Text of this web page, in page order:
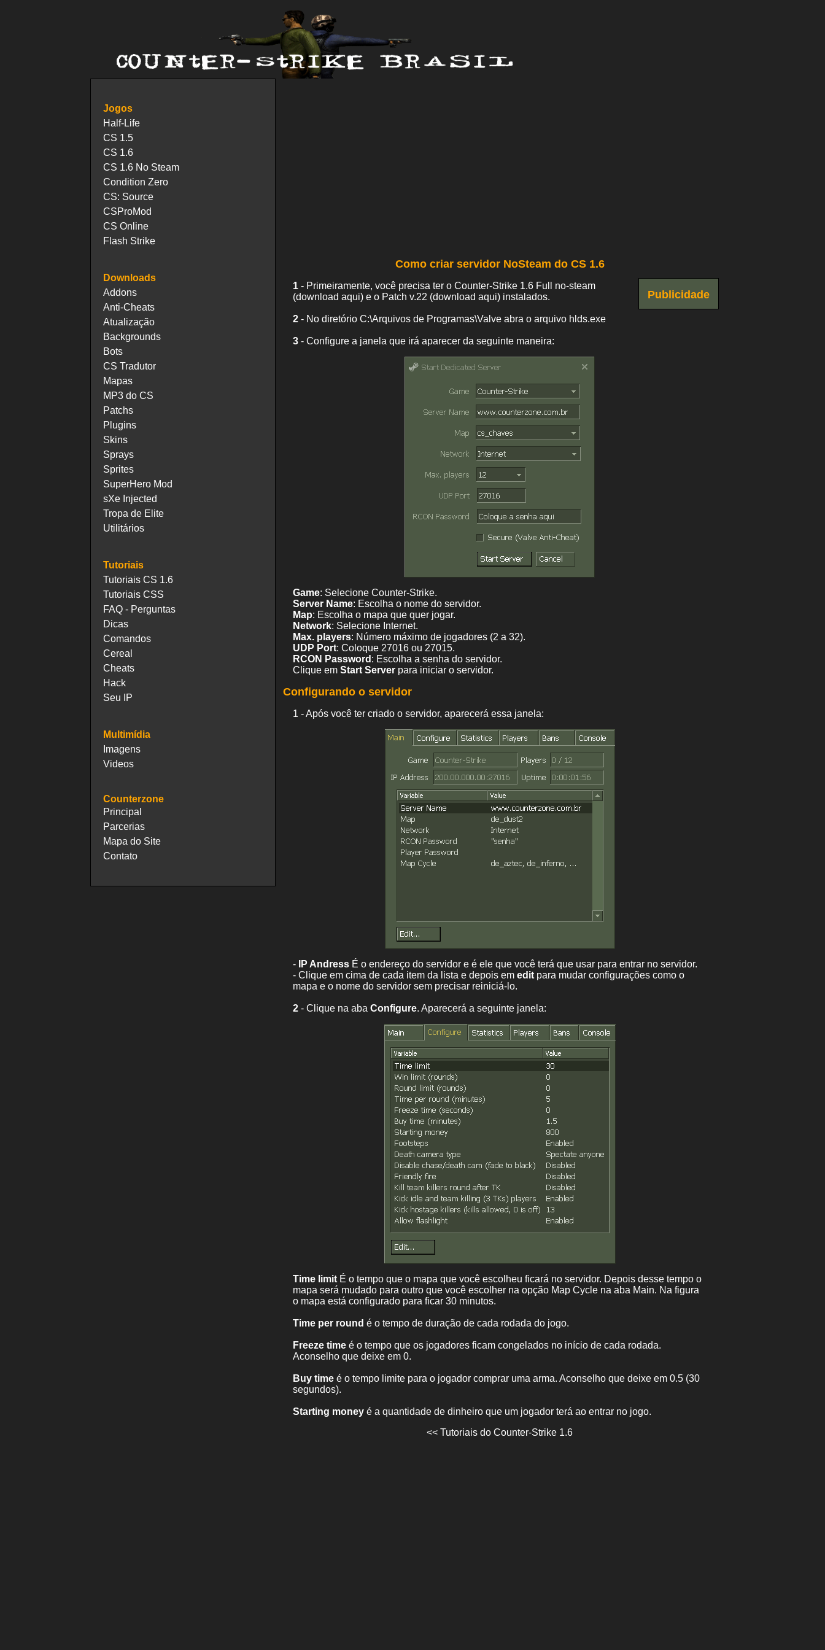
Jogos
Half-Life
CS 1.5
CS 1.6
CS 1.6 No Steam
Condition Zero
CS: Source
CSProMod
CS Online
Flash Strike
Downloads
Addons
Anti-Cheats
Atualização
Backgrounds
Bots
CS Tradutor
Mapas
MP3 do CS
Patchs
Plugins
Skins
Sprays
Sprites
SuperHero Mod
sXe Injected
Tropa de Elite
Utilitários
Tutoriais
Tutoriais CS 1.6
Tutoriais CSS
FAQ - Perguntas
Dicas
Comandos
Cereal
Cheats
Hack
Seu IP
Multimídia
Imagens
Videos
Counterzone
Principal
Parcerias
Mapa do Site
Contato
Como criar servidor NoSteam do CS 1.6
Publicidade
1 - Primeiramente, você precisa ter o Counter-Strike 1.6 Full no-steam
(download aqui) e o Patch v.22 (download aqui) instalados.
2 - No diretório C:\Arquivos de Programas\Valve abra o arquivo hlds.exe
3 - Configure a janela que irá aparecer da seguinte maneira:
Game: Selecione Counter-Strike.
Server Name: Escolha o nome do servidor.
Map: Escolha o mapa que quer jogar.
Network: Selecione Internet.
Max. players: Número máximo de jogadores (2 a 32).
UDP Port: Coloque 27016 ou 27015.
RCON Password : Escolha a senha do servidor.
Clique em Start Server para iniciar o servidor.
Configurando o servidor
1 - Após você ter criado o servidor, aparecerá essa janela:
- IP Andress É o endereço do servidor e é ele que você terá que usar para entrar no servidor.
- Clique em cima de cada item da lista e depois em edit para mudar configurações como o
mapa e o nome do servidor sem precisar reiniciá-lo.
2 - Clique na aba Configure. Aparecerá a seguinte janela:
Time limit É o tempo que o mapa que você escolheu ficará no servidor. Depois desse tempo o
mapa será mudado para outro que você escolher na opção Map Cycle na aba Main. Na figura
o mapa está configurado para ficar 30 minutos.
Time per round é o tempo de duração de cada rodada do jogo.
Freeze time é o tempo que os jogadores ficam congelados no início de cada rodada.
Aconselho que deixe em 0.
Buy time é o tempo limite para o jogador comprar uma arma. Aconselho que deixe em 0.5 (30
segundos).
Starting money é a quantidade de dinheiro que um jogador terá ao entrar no jogo.
<< Tutoriais do Counter-Strike 1.6